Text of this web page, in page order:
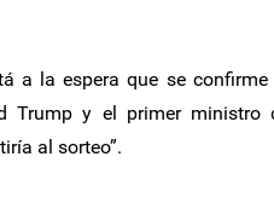
a la espera que se confirme
Trump y el primer ministro
al sorteo”.